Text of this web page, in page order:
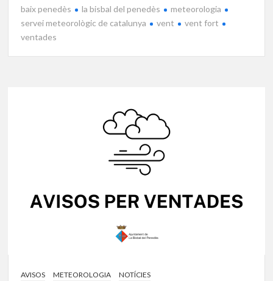
baix penedès la bisbal del penedès
meteorologia
servei meteorològic de catalunya
vent
vent fort
ventades
AVISOS METEOROLOGIA NOTÍCIES